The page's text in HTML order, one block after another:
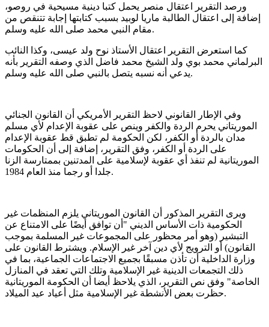
ورصد التقرير اعتقال منصر يحمل كتبا دينية مسيحية في روصو،
إضافة إلى اعتقال الطالبة ماريا لوبيد بسبب كتابتها إجابة تتنقص من
مقام النبي محمد صلى الله عليه وسلم.
كما استعرض التقرير اعتقال الأستاذ نوح ولد عيسى، وكذا النائب
البرلماني محمد بوي ولد الشيخ محمد فاضل الذي وصفه التقرير بأنه
يدعي أنه نسبه يتصل بالنبي صلى الله عليه وسلم.
وفي الإطار القانوني لاحظ التقرير الأمريكي أن القانون الجنائي
الموريتاني يحرم الردة والكفر وينص على عقوبة الإعدام لأي مسلم
مدان بالردة أو الكفر، لكن الحكومة لم تطبق قط عقوبة الإعدام
على الردة أو الكفر، وفق التقرير، إضافة إلى أن الحكومات
الموريتانية لم تنفذ أي عقوبة لإسلامية على المدتنين بممتارسة الزنا
جلدا أو رجما منذ العام 1984.
ويرى التقرير المذكور أن القانون الموريتاني يلزم المنظمات غير
الحكومية ذات الأساس الديني "أن توافق أيضًا على الامتناع عن
التبشير (وهو أمر محظور على المجموعات غير المسلمة بموجب
القانون) أو الترويج لأي دين آخر غير الإسلام. ويشترط القانون على
وزارة الداخلية أن تأذن مسبقًا بجميع الاجتماعات الجماعية، بما في
ذلك التجمعات الدينية غير الإسلامية وتلك التي تعقد في المنازل
الخاصة" وفق نص التقرير، الذي يلاحظ أيضا أن الحكومة الموريتانية
حظرت بعض الأنشطة غير الإسلامية مثل أعياد عيد الميلاد.